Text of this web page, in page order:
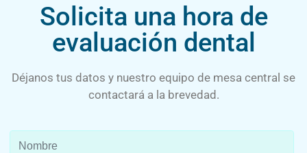
Solicita una hora de
evaluación dental
Déjanos tus datos y nuestro equipo de mesa central se
contactará a la brevedad.